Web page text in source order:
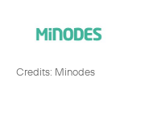
Credits: Minodes